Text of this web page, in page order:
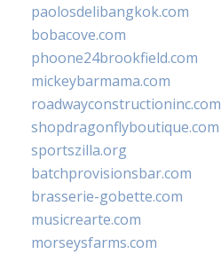
paolosdelibangkok.com
bobacove.com
phoone24brookfield.com
mickeybarmama.com
roadwayconstructioninc.com
shopdragonflyboutique.com
sportszilla.org
batchprovisionsbar.com
brasserie-gobette.com
musicrearte.com
morseysfarms.com